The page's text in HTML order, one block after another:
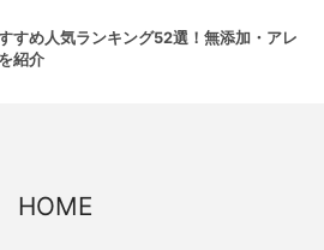
すめ人気ランキング52選！無添加・アレ
紹介
HOME